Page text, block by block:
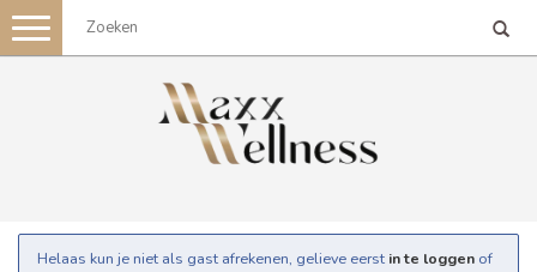
Toggle
navigation
Helaas kun je niet als gast afrekenen, gelieve eerst in te loggen of